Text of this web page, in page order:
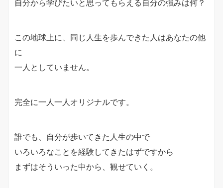
自分から学びたいと思ってもらえる自分の強みは何？
この地球上に、同じ人生を歩んできた人はあなたの他
に
一人としていません。
完全に一人一人オリジナルです。
誰でも、自分が歩いてきた人生の中で
いろいろなことを経験してきたはずですから
まずはそういった中から、観せていく。